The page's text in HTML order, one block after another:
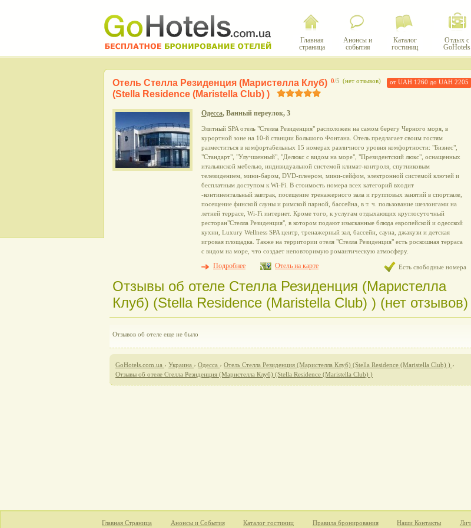
Главная
страница
Анонсы и
события
Каталог
гостиниц
Отдых с
GoHotels
0/5 (нет отзывов) от UAH 1260 до UAH 2205
Отель Стелла Резиденция (Маристелла Клуб)
(Stella Residence (Maristella Club) )
Одесса, Ванный переулок, 3
Элитный SPA отель "Стелла Резиденция" расположен на самом берегу Черного моря, в
курортной зоне на 10-й станции Большого Фонтана. Отель предлагает своим гостям
разместиться в комфортабельных 15 номерах различного уровня комфортности: "Бизнес",
"Стандарт", "Улучшенный", "Делюкс с видом на море", "Президентский люкс", оснащенных
итальянской мебелью, индивидуальной системой климат-контроля, спутниковым
телевидением, мини-баром, DVD-плеером, мини-сейфом, электронной системой ключей и
бесплатным доступом к Wi-Fi. В стоимость номера всех категорий входит
-континентальный завтрак, посещение тренажерного зала и групповых занятий в спортзале,
посещение финской сауны и римской парной, бассейна, в т. ч. пользование шезлонгами на
летней террасе, Wi-Fi интернет. Кроме того, к услугам отдыхающих круглосуточный
ресторан"Стелла Резиденция", в котором подают изысканные блюда европейской и одесской
кухни, Luxury Wellness SPA центр, тренажерный зал, бассейн, сауна, джакузи и детская
игровая площадка. Также на территории отеля "Стелла Резиденция" есть роскошная терраса
с видом на море, что создает неповторимую романтическую атмосферу.
Подробнее Отель на карте Есть свободные номера
Отзывы об отеле Стелла Резиденция (Маристелла
Клуб) (Stella Residence (Maristella Club) ) (нет отзывов)
Отзывов об отеле еще не было
GoHotels.com.ua › Украина › Одесса › Отель Стелла Резиденция (Маристелла Клуб) (Stella Residence (Maristella Club) ) ›
Отзывы об отеле Стелла Резиденция (Маристелла Клуб) (Stella Residence (Maristella Club) )
Главная Страница Анонсы и События Каталог гостиниц Правила бронирования Наши Контакты